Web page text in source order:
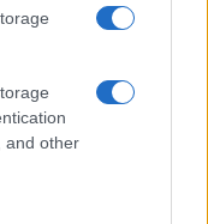
and other